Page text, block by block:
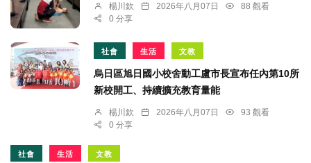
楊川欽 2026年八月07日
88 觀看
0 分享
社會 生活 文教
烏日區旭日國小校舍動工盧市長宣布任內第10所
新校開工、持續擴充教育量能
楊川欽 2026年八月07日
93 觀看
0 分享
社會 生活 文教